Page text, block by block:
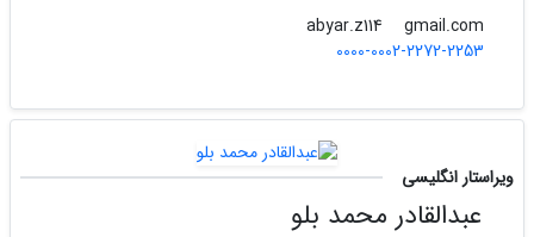
gmail.com
0000-0002-2272-2253
ویراستار انگلیسی
عبدالقادر محمد بلو